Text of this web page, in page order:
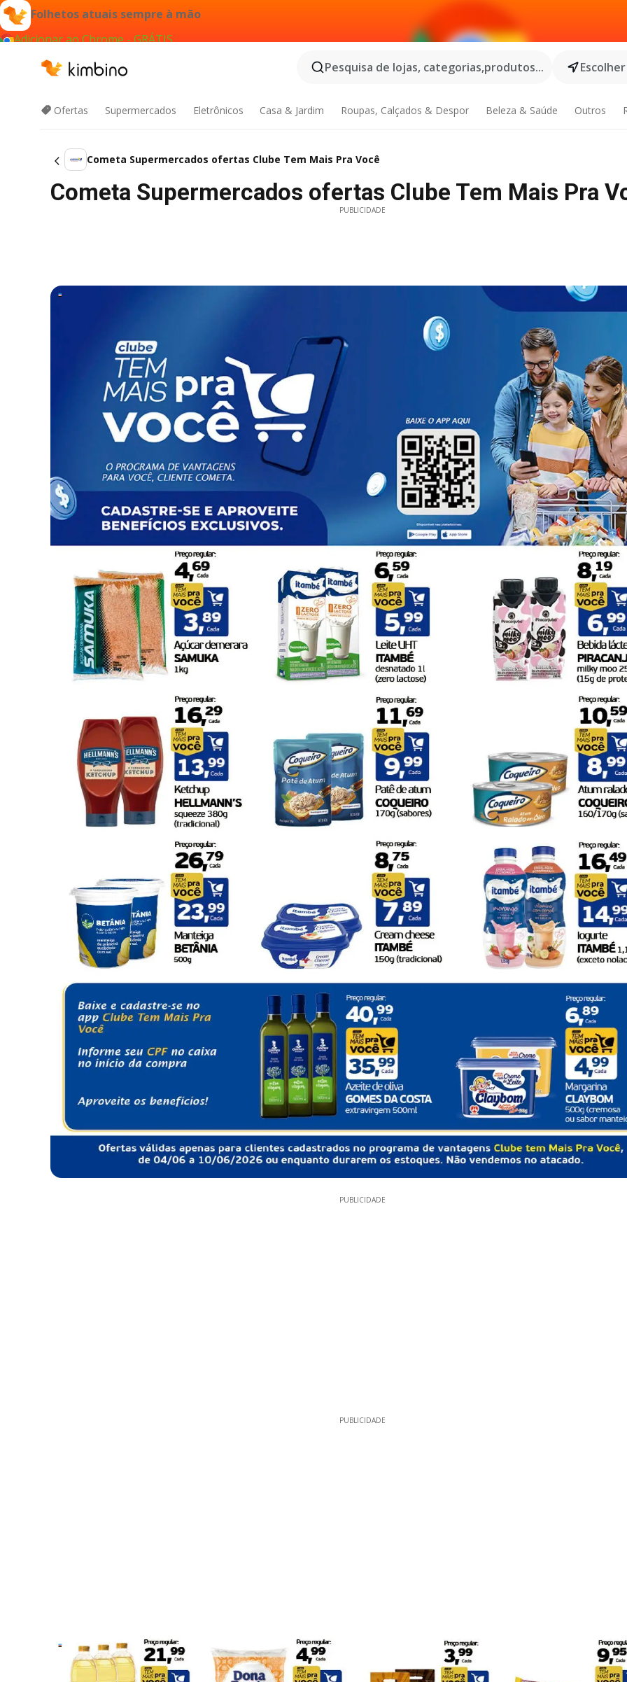
Folhetos atuais sempre à mão
Adicionar ao Chrome - GRÁTIS
Pesquisa de lojas, categorias,produtos...
Ofertas Supermercados Eletrônicos Casa & Jardim Roupas, Calçados & Despor Beleza & Saúde Outros
Cometa Supermercados ofertas Clube Tem Mais Pra Você
Cometa Supermercados ofertas Clube Tem Mais Pra
PUBLICIDADE
PUBLICIDADE
PUBLICIDADE